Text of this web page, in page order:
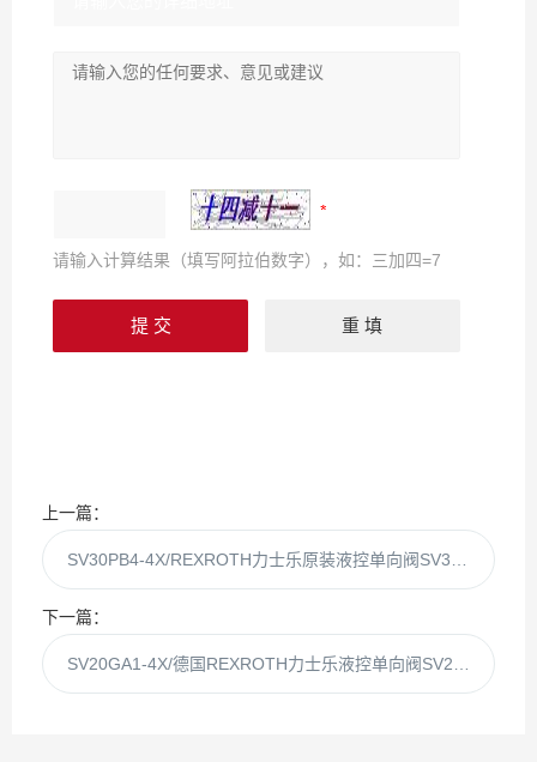
请输入计算结果（填写阿拉伯数字），如：三加四=7
上一篇：
下一篇：